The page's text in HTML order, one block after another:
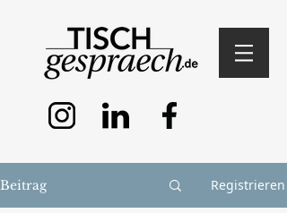
Beitrag Registrieren